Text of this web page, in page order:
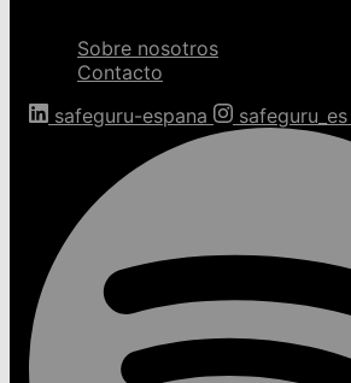
Sobre nosotros
Contacto
safeguru-espana
safeguru_es